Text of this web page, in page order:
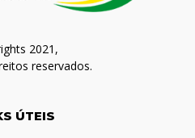
2021,
reservados.
ÚTEIS